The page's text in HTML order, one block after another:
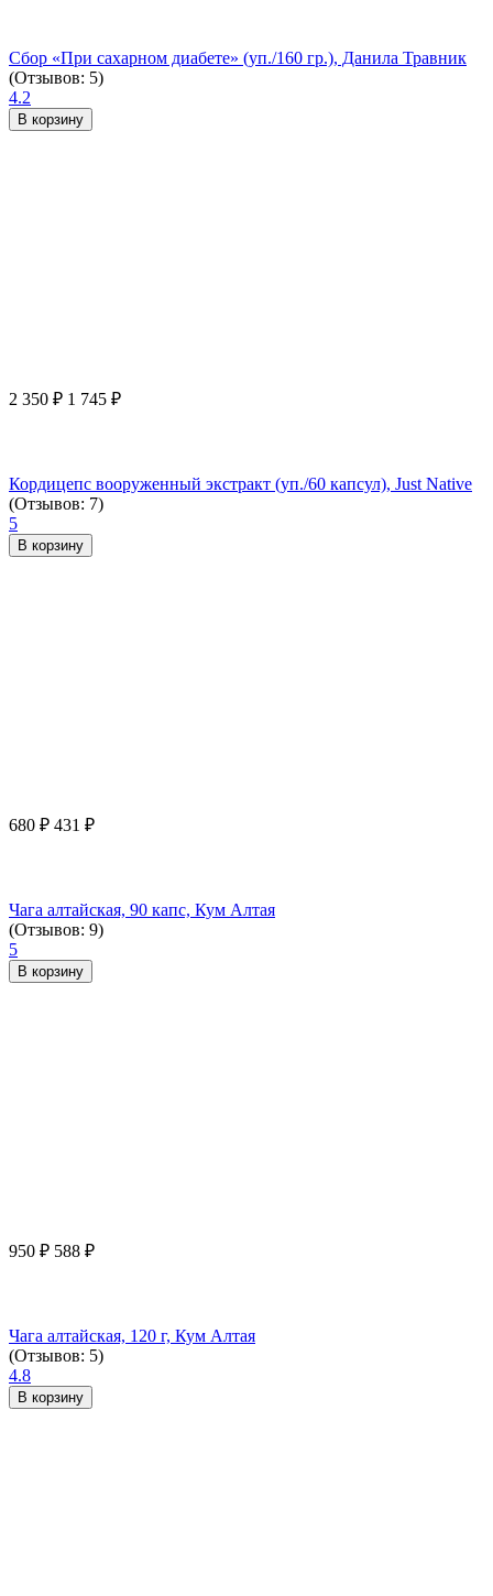
Сбор «При сахарном диабете» (уп./160 гр.), Данила Травник
(Отзывов: 5)
4.2
В корзину
2 350 ₽ 1 745 ₽
Кордицепс вооруженный экстракт (уп./60 капсул), Just Native
(Отзывов: 7)
5
В корзину
680 ₽ 431 ₽
Чага алтайская, 90 капс, Кум Алтая
(Отзывов: 9)
5
В корзину
950 ₽ 588 ₽
Чага алтайская, 120 г, Кум Алтая
(Отзывов: 5)
4.8
В корзину